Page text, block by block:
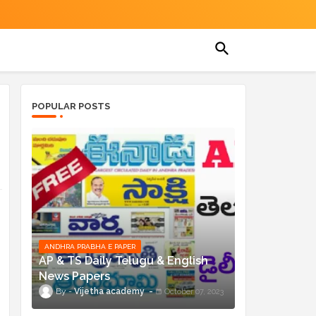
POPULAR POSTS
ANDHRA PRABHA E PAPER
AP & TS Daily Telugu & English
News Papers
Vijetha academy October 07, 2023